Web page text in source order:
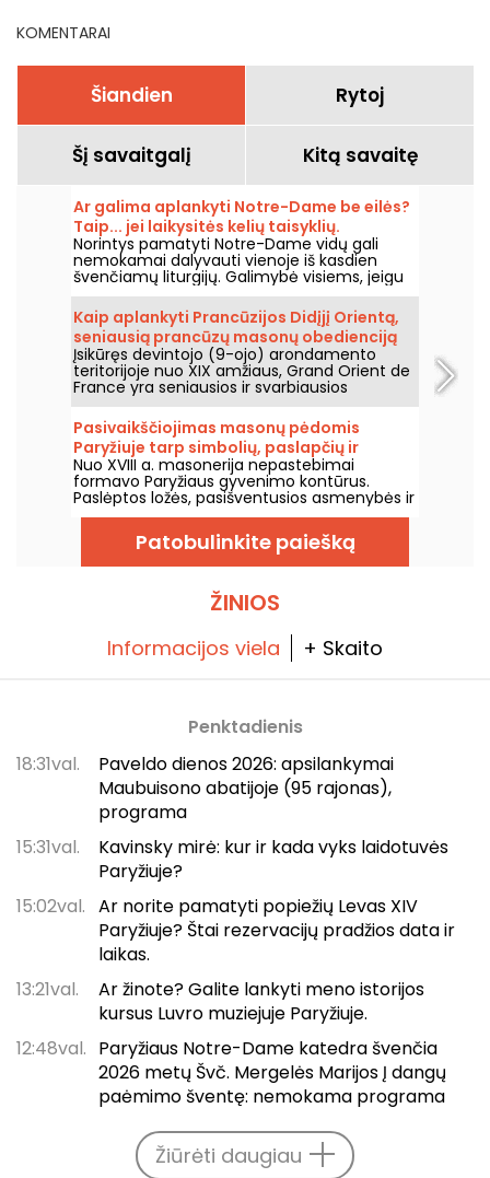
KOMENTARAI
Šiandien Rytoj
Šį savaitgalį Kitą savaitę
Ar galima aplankyti Notre-Dame be eilės?
Taip... jei laikysitės kelių taisyklių.
Norintys pamatyti Notre-Dame vidų gali
nemokamai dalyvauti vienoje iš kasdien
švenčiamų liturgijų. Galimybė visiems, jeigu
atvykstate iš pradžių norėdami dalyvauti
liturgijoje arba laikytis jos eigos. Paaiškiname,
ką svarbu žinoti.
Kaip aplankyti Prancūzijos Didįjį Orientą,
seniausią prancūzų masonų obedienciją
Paryžiuje?
Įsikūręs devintojo (9-ojo) arondamento
teritorijoje nuo XIX amžiaus, Grand Orient de
France yra seniausios ir svarbiausios
prancūzų masonų obediencijos būstinė. Už
šio prabangaus rūmų fasado slepiasi
masonų šventyklos, biblioteka, archyvai ir
muziejus, turintis „Musée de France“ statusą.
Pasisako apie šio mažiau žinomo reikšmės
vietos istoriją ir galimybes ją aplankyti.
Pasivaikščiojimas masonų pėdomis
Paryžiuje tarp simbolių, paslapčių ir
paveldo
Nuo XVIII a. masonerija nepastebimai
formavo Paryžiaus gyvenimo kontūrus.
Paslėptos ložės, pasišventusios asmenybės ir
ant fasadų išraižyti simboliai - Paryžius yra
masonų sostinė. Sekite masonų pėdomis,
skaitykite tarp akmenų ir atraskite šį
įšventinamąjį Paryžių.
Patobulinkite paiešką
ŽINIOS
Informacijos viela + Skaito
Penktadienis
18:31val.
Paveldo dienos 2026: apsilankymai
Maubuisono abatijoje (95 rajonas),
programa
15:31val.
Kavinsky mirė: kur ir kada vyks laidotuvės
Paryžiuje?
15:02val. Ar norite pamatyti popiežių Levas XIV
Paryžiuje? Štai rezervacijų pradžios data ir
laikas.
13:21val.
Ar žinote? Galite lankyti meno istorijos
kursus Luvro muziejuje Paryžiuje.
12:48val. Paryžiaus Notre-Dame katedra švenčia
2026 metų Švč. Mergelės Marijos Į dangų
paėmimo šventę: nemokama programa
Žiūrėti daugiau